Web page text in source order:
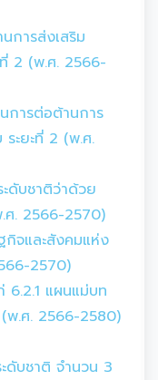
การส่งเสริม
2 (พ.ศ. 2566-
การต่อต้านการ
ระยะที่ 2 (พ.ศ.
ดับชาติว่าด้วย
ศ. 2566-2570)
จและสังคมแห่ง
2570)
6.2.1 แผนแม่บท
พ.ศ. 2566-2580)
ดับชาติ จำนวน 3